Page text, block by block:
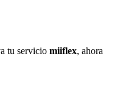
tu servicio miiflex, ahora